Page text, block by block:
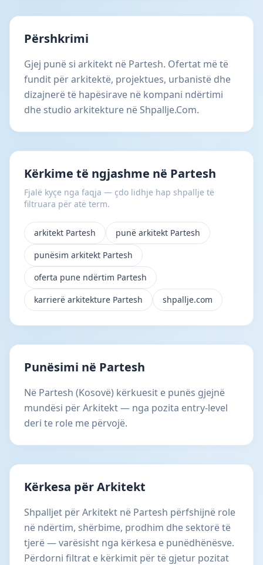
Përshkrimi
Gjej punë si arkitekt në Partesh. Ofertat më të
fundit për arkitektë, projektues, urbanistë dhe
dizajnerë të hapësirave në kompani ndërtimi
dhe studio arkitekture në Shpallje.Com.
Kërkime të ngjashme në Partesh
Fjalë kyçe nga faqja — çdo lidhje hap shpallje të
filtruara për atë term.
arkitekt Partesh
punë arkitekt Partesh
punësim arkitekt Partesh
oferta pune ndërtim Partesh
karrierë arkitekture Partesh
shpallje.com
Punësimi në Partesh
Në Partesh (Kosovë) kërkuesit e punës gjejnë
mundësi për Arkitekt — nga pozita entry-level
deri te role me përvojë.
Kërkesa për Arkitekt
Shpalljet për Arkitekt në Partesh përfshijnë role
në ndërtim, shërbime, prodhim dhe sektorë të
tjerë — varësisht nga kërkesa e punëdhënësve.
Përdorni filtrat e kërkimit për të gjetur pozitat